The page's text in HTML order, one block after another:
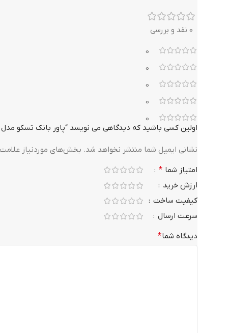
0 نقد و بررسی
0
0
0
0
0
اولین کسی باشید که دیدگاهی می نویسد “پاور بانک تسکو مدل TSCO TP 809 با ظرفیت 10000 میلی آمپر”
نشانی ایمیل شما منتشر نخواهد شد. بخش‌های موردنیاز
امتیاز شما *
ارزش خرید
کیفیت ساخت
سرعت ارسال
دیدگاه شما*